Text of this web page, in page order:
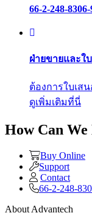
66-2-248-8306-
ฝ่ายขายและใ
ต้องการใบเส
ดูเพิ่มเติมที่นี่
How Can We
Buy Online
Support
Contact
66-2-248-
About Advantech